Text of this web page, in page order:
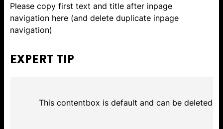
Please copy first text and title after inpage
navigation here (and delete duplicate inpage
navigation)
EXPERT TIP
This contentbox is default and can be deleted